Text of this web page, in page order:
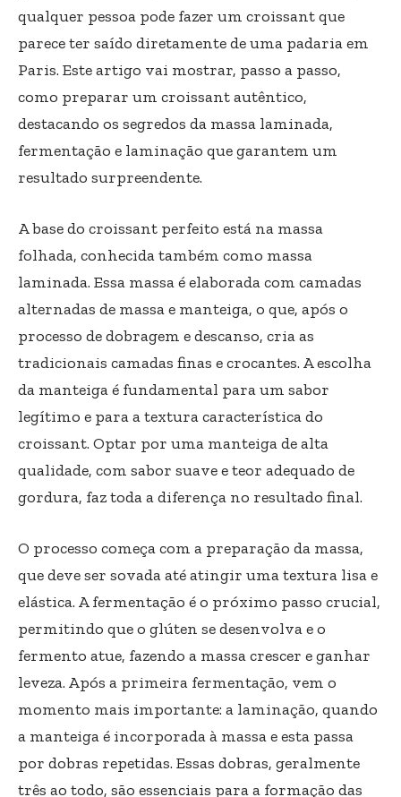
qualquer pessoa pode fazer um croissant que
parece ter saído diretamente de uma padaria em
Paris. Este artigo vai mostrar, passo a passo,
como preparar um croissant autêntico,
destacando os segredos da massa laminada,
fermentação e laminação que garantem um
resultado surpreendente.
A base do croissant perfeito está na massa
folhada, conhecida também como massa
laminada. Essa massa é elaborada com camadas
alternadas de massa e manteiga, o que, após o
processo de dobragem e descanso, cria as
tradicionais camadas finas e crocantes. A escolha
da manteiga é fundamental para um sabor
legítimo e para a textura característica do
croissant. Optar por uma manteiga de alta
qualidade, com sabor suave e teor adequado de
gordura, faz toda a diferença no resultado final.
O processo começa com a preparação da massa,
que deve ser sovada até atingir uma textura lisa e
elástica. A fermentação é o próximo passo crucial,
permitindo que o glúten se desenvolva e o
fermento atue, fazendo a massa crescer e ganhar
leveza. Após a primeira fermentação, vem o
momento mais importante: a laminação, quando
a manteiga é incorporada à massa e esta passa
por dobras repetidas. Essas dobras, geralmente
três ao todo, são essenciais para a formação das